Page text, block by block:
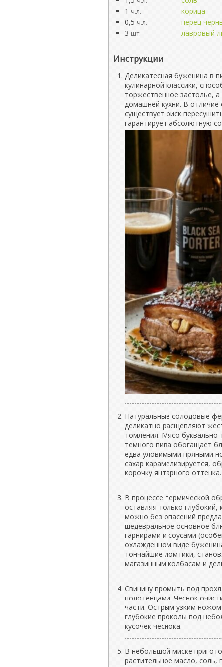
1 ч.л.
корица
0,5 ч.л.
перец
3 шт. лавровый
Инструкции
Деликатесная буженина в
кулинарной классики,
торжественное застолье,
домашней кухни. В отличие
существует риск
гарантирует абсолютную
Натуральные солодовые
деликатно расщепляют
томления. Мясо буквально
темного пива обогащает
едва уловимыми пряными
сахар карамелизируется,
корочку янтарного оттенка.
В процессе термической
оставляя только
можно без опасений
шедевральное основное
гарнирами и соусами
охлажденном виде
тончайшие ломтики,
магазинным колбасам и
Свинину промыть под
полотенцами. Чеснок
части. Острым узким ножом
глубокие проколы под
кусочек чеснока.
В небольшой миске
растительное масло, соль,